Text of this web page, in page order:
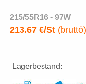
215/55R16 - 97W
213.67 €/St (bruttó)
Lagerbestand: